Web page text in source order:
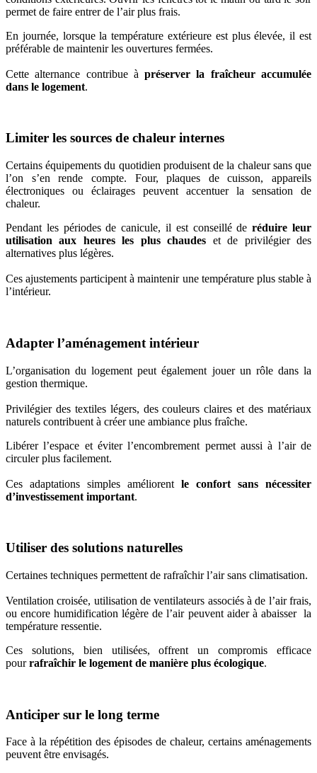
permet de faire entrer de l’air plus frais.
En journée, lorsque la température extérieure est plus élevée, il est
préférable de maintenir les ouvertures fermées.
Cette alternance contribue àpréserver la fraîcheur accumulée
dans le logement.
Limiter les sources de chaleur internes
Certains équipements du quotidien produisent de la chaleur sans que
l’on s’en rende compte. Four, plaques de cuisson, appareils
électroniques ou éclairages peuvent accentuer la sensation de
chaleur.
Pendant les périodes de canicule, il est conseillé deréduire leur
utilisation aux heures les plus chaudes et de privilégier des
alternatives plus légères.
Ces ajustements participent à maintenir une température plus stable à
l’intérieur.
Adapter l’aménagement intérieur
L’organisation du logement peut également jouer un rôle dans la
gestion thermique.
Privilégier des textiles légers, des couleurs claires et des matériaux
naturels contribuent à créer une ambiance plus fraîche.
Libérer l’espace et éviter l’encombrement permet aussi à l’air de
circuler plus facilement.
Ces adaptations simples améliorent le confort sans nécessiter
d’investissement important.
Utiliser des solutions naturelles
Certaines techniques permettent de rafraîchir l’air sans climatisation.
Ventilation croisée, utilisation de ventilateurs associés à de l’air frais,
ou encore humidification légère de l’air peuvent aider à abaisser la
température ressentie.
Ces solutions, bien utilisées, offrent un compromis efficace
pourrafraîchir le logement de manière plus écologique.
Anticiper sur le long terme
Face à la répétition des épisodes de chaleur, certains aménagements
peuvent être envisagés.